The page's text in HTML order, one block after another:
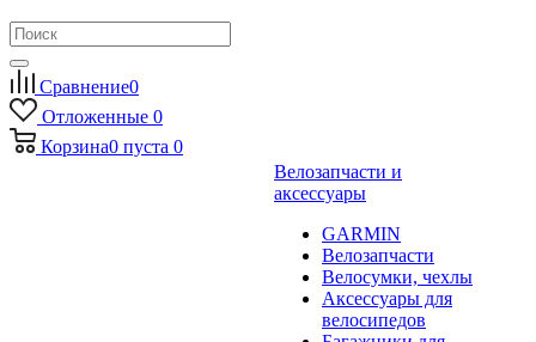
Сравнение0
Отложенные 0
Корзина0 пуста 0
Велозапчасти и
аксессуары
GARMIN
Велозапчасти
Велосумки, чехлы
Аксессуары для
велосипедов